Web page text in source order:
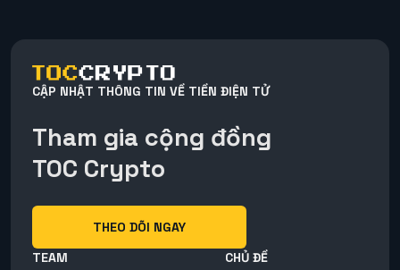
CẬP NHẬT THÔNG TIN VỀ TIỀN ĐIỆN TỬ
Tham gia cộng đồng
TOC Crypto
THEO DÕI NGAY
TEAM
CHỦ ĐỀ